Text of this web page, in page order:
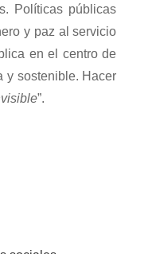
Políticas públicas
y paz al servicio
en el centro de
y sostenible. Hacer
”.